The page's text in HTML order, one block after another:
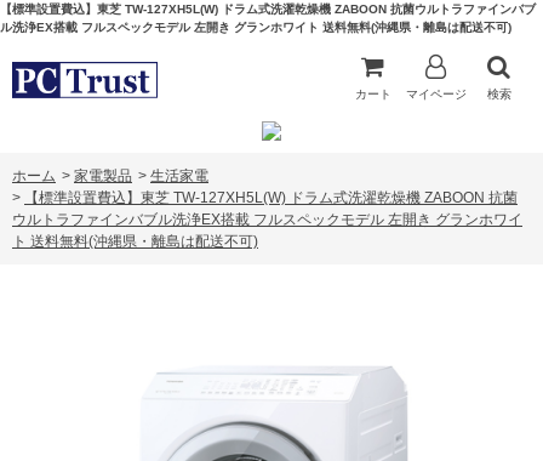
【標準設置費込】東芝 TW-127XH5L(W) ドラム式洗濯乾燥機 ZABOON 抗菌ウルトラファインバブ
ル洗浄EX搭載 フルスペックモデル 左開き グランホワイト 送料無料(沖縄県・離島は配送不可)
カート マイページ 検索
ホーム > 家電製品 > 生活家電
>
【標準設置費込】東芝 TW-127XH5L(W) ドラム式洗濯乾燥機 ZABOON 抗菌
ウルトラファインバブル洗浄EX搭載 フルスペックモデル 左開き グランホワイ
ト 送料無料(沖縄県・離島は配送不可)